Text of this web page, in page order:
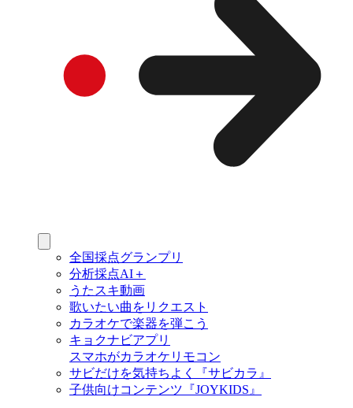
全国採点グランプリ
分析採点AI＋
うたスキ動画
歌いたい曲をリクエスト
カラオケで楽器を弾こう
キョクナビアプリ
スマホがカラオケリモコン
サビだけを気持ちよく『サビカラ』
子供向けコンテンツ『JOYKIDS』